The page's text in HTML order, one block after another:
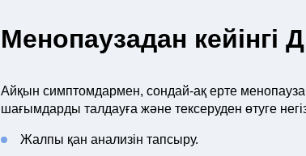
Менопаузадан кейінгі
Айқын симптомдармен, сондай-ақ ерте
шағымдарды талдауға және тексеруден өтуге
Жалпы қан анализін тапсыру.